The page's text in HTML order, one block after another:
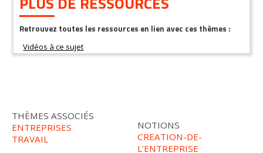
Retrouvez toutes les ressources en lien avec ces thèmes :
THÈMES ASSOCIÉS
ENTREPRISES
TRAVAIL
NOTIONS
CREATION-DE-
L'ENTREPRISE